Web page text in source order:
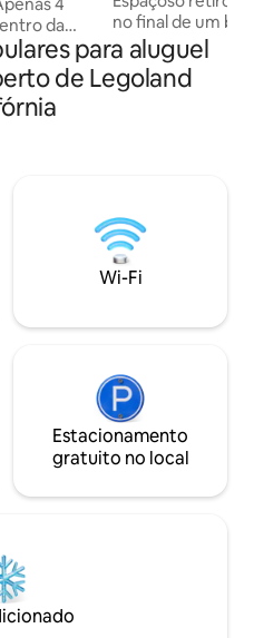
da
e cafés e
espaçosa
Conceito
juntos.
de
no final de um
panorâmica.
beliche e sala de
Enorme quintal
para férias em
viagens com
interno e externo
para relaxar após
para aluguel
de Legoland
Wi-Fi
Estacionamento
gratuito no local